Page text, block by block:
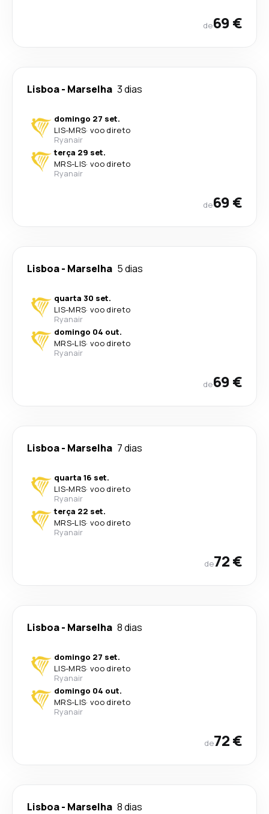
de69 €
Lisboa- Marselha 3 dias
domingo 27 set.
LIS-MRS· voo direto
Ryanair
terça 29 set.
MRS-LIS· voo direto
Ryanair
de69 €
Lisboa- Marselha 5 dias
quarta 30 set.
LIS-MRS· voo direto
Ryanair
domingo 04 out.
MRS-LIS· voo direto
Ryanair
de69 €
Lisboa- Marselha 7 dias
quarta 16 set.
LIS-MRS· voo direto
Ryanair
terça 22 set.
MRS-LIS· voo direto
Ryanair
de72 €
Lisboa- Marselha 8 dias
domingo 27 set.
LIS-MRS· voo direto
Ryanair
domingo 04 out.
MRS-LIS· voo direto
Ryanair
de72 €
Lisboa- Marselha 8 dias